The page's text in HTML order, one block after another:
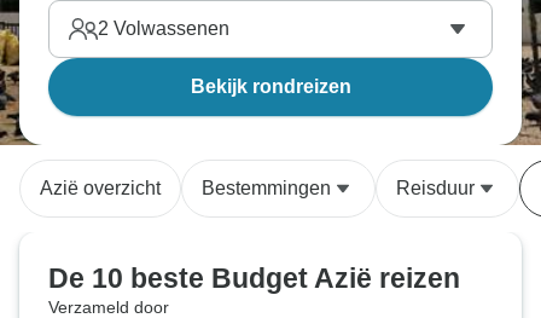
2 Volwassenen
Bekijk rondreizen
Azië overzicht Bestemmingen Reisduur
De 10 beste Budget Azië reizen
Verzameld door